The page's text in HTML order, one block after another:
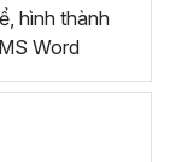
pháp lý:
nhân sự thường
hình thành
Word